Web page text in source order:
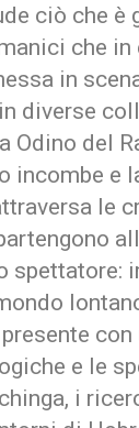
ciò che è
che
in
diverse
Odino del
incombe e
le
spettatore:
con
e le
i